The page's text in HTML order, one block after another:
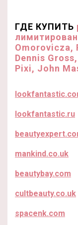
ГДЕ КУПИТЬ
Omorovicza,
Dennis
Pixi, John
lookfantastic.ru
mankind.co.uk
beautybay.com
cultbeauty.co.uk
spacenk.com